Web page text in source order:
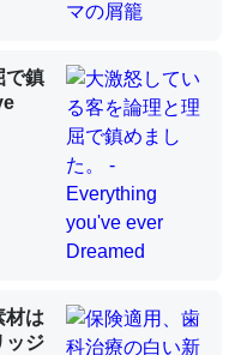
量に使う脊椎動物と貝
と殻を無くしてナメク
＝「昆虫はなぜ海にいな
で鎮
材は
ッジ